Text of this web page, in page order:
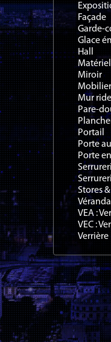
Façade
Garde-
Glace
Hall
Miroir
Mur
Pare-
Portail
Porte
Porte
Stores
VEA :
VEC :
Verrière